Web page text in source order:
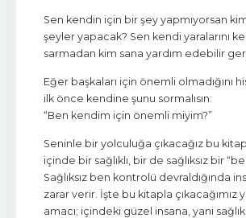
Sen kendin için bir şey yapmıyorsan
şeyler yapacak? Sen kendi yaralarını
sarmadan kim sana yardım edebilir
Eğer başkaları için önemli olmadığını
ilk önce kendine şunu sormalısın:
“Ben kendim için önemli miyim?”
Seninle bir yolculuğa çıkacağız bu
içinde bir sağlıklı, bir de sağlıksız bir
Sağlıksız ben kontrolü devraldığında
zarar verir. İşte bu kitapla çıkacağımız
amacı; içindeki güzel insana, yani